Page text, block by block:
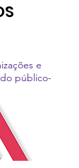
e
público-